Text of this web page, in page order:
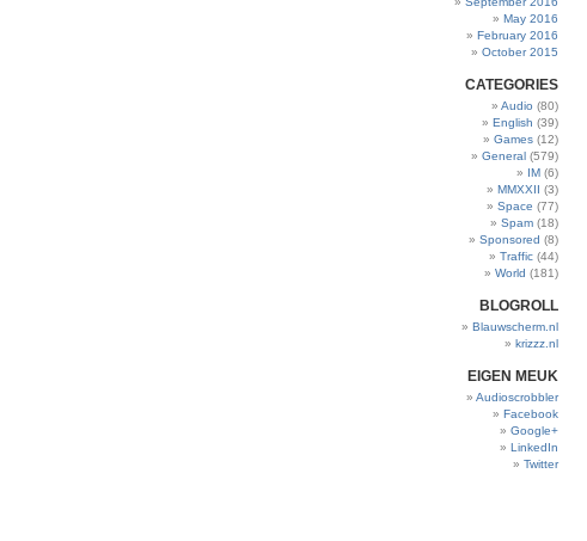
May 2016
February 2016
October 2015
CATEGORIES
Audio (80)
English (39)
Games (12)
General (579)
IM (6)
MMXXII (3)
Space (77)
Spam (18)
Sponsored (8)
Traffic (44)
World (181)
BLOGROLL
Blauwscherm.nl
krizzz.nl
EIGEN MEUK
Audioscrobbler
Facebook
Google+
LinkedIn
Twitter